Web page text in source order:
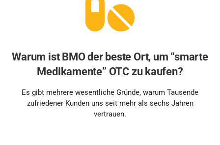
Warum ist BMO der beste Ort, um “smarte
Medikamente” OTC zu kaufen?
Es gibt mehrere wesentliche Gründe, warum Tausende
zufriedener Kunden uns seit mehr als sechs Jahren
vertrauen.